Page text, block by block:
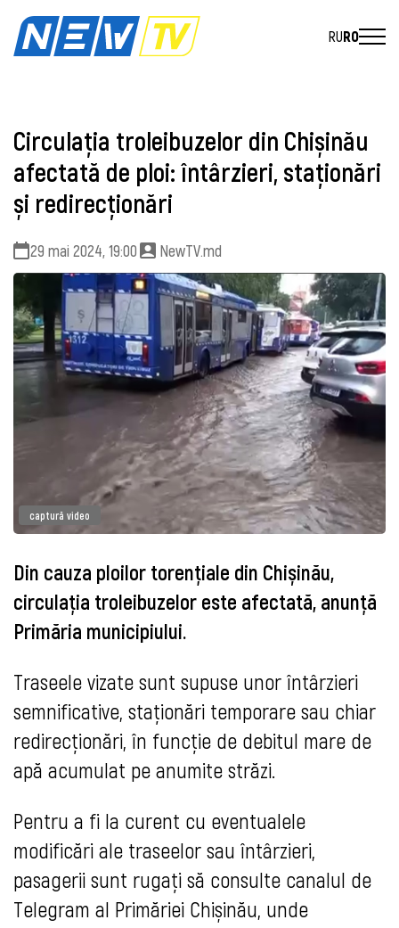
RURO
Circulația troleibuzelor din Chișinău
afectată de ploi: întârzieri, staționări
și redirecționări
29 mai 2024, 19:00 NewTV.md
captură video
Din cauza ploilor torențiale din Chișinău,
circulația troleibuzelor este afectată, anunță
Primăria municipiului.
Traseele vizate sunt supuse unor întârzieri
semnificative, staționări temporare sau chiar
redirecționări, în funcție de debitul mare de
apă acumulat pe anumite străzi.
Pentru a fi la curent cu eventualele
modificări ale traseelor sau întârzieri,
pasagerii sunt rugați să consulte canalul de
Telegram al Primăriei Chișinău, unde